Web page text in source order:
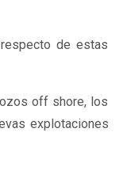
de estas
off shore, los
explotaciones